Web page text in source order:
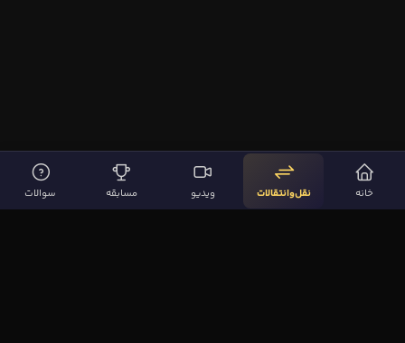
خانه نقل‌وانتقالات ویدیو مسابقه سوالات